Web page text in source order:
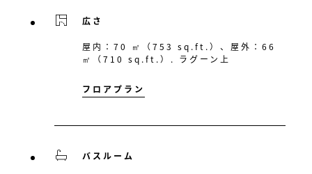
広さ
屋内：70 ㎡（753 sq.ft.）、屋外：66
㎡（710 sq.ft.）. ラグーン上
フロアプラン
バスルーム